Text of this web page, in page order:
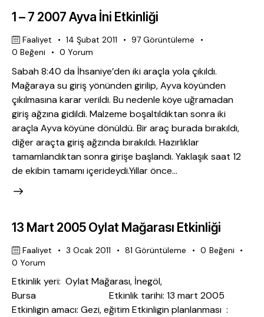
1 – 7 2007 Ayva İni Etkinliği
Faaliyet 14 Şubat 2011 97 Görüntüleme
0 Beğeni 0 Yorum
Sabah 8:40 da İhsaniye’den iki araçla yola çıkıldı.
Mağaraya su giriş yönünden girilip, Ayva köyünden
çıkılmasına karar verildi. Bu nedenle köye uğramadan
giriş ağzına gidildi. Malzeme boşaltıldıktan sonra iki
araçla Ayva köyüne dönüldü. Bir araç burada bırakıldı,
diğer araçta giriş ağzında bırakıldı. Hazırlıklar
tamamlandıktan sonra girişe başlandı. Yaklaşık saat 12
de ekibin tamamı içerideydi.Yıllar önce…
13 Mart 2005 Oylat Mağarası Etkinliği
Faaliyet 3 Ocak 2011 81 Görüntüleme 0 Beğeni
0 Yorum
Etkinlik yeri: Oylat Mağarası, İnegöl,
Bursa Etkinlik tarihi: 13 mart 2005
Etkinligin amacı: Gezi, eğitim Etkinligin planlanması :